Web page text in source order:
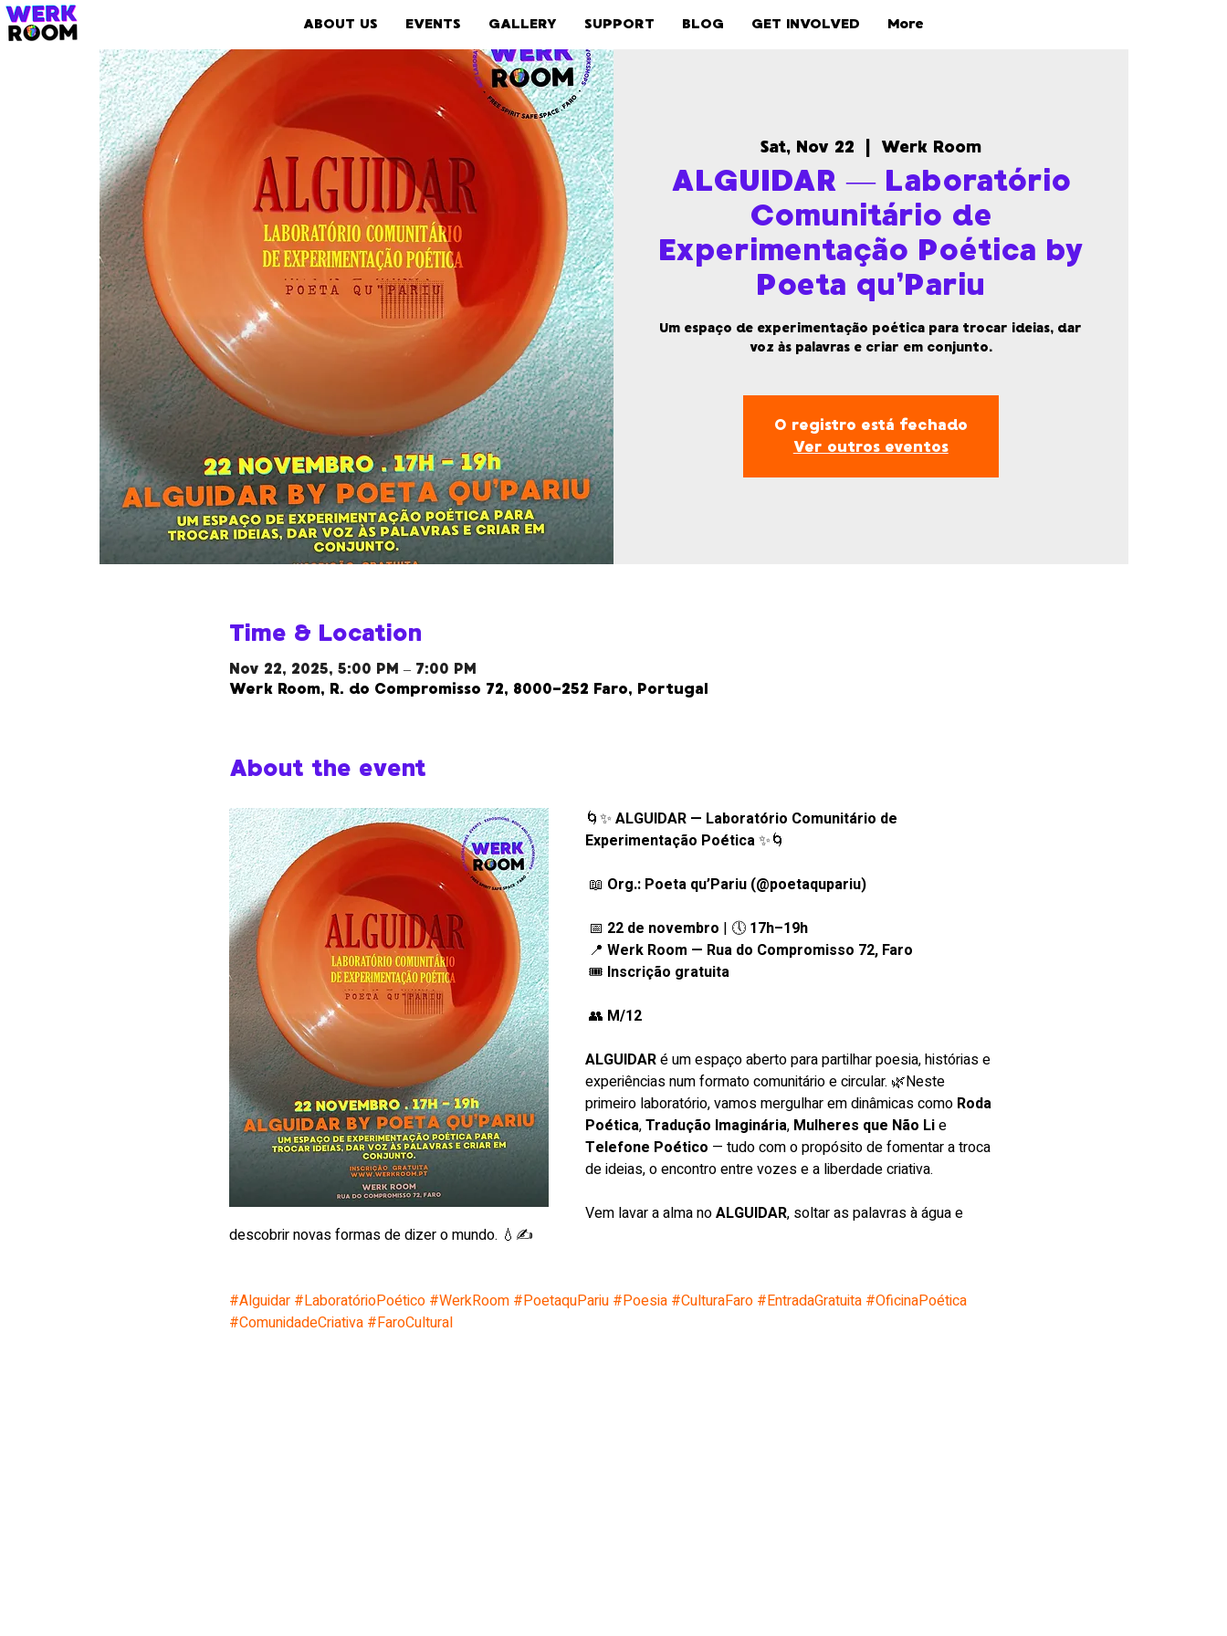
ABOUT US EVENTS GALLERY SUPPORT BLOG GET INVOLVED More
Sat, Nov 22 Werk Room
ALGUIDAR — Laboratório
Comunitário de
Experimentação Poética by
Poeta qu’Pariu
Um espaço de experimentação poética para trocar ideias, dar
voz às palavras e criar em conjunto.
O registro está fechado
Ver outros eventos
Time & Location
Nov 22, 2025, 5:00 PM – 7:00 PM
Werk Room, R. do Compromisso 72, 8000-252 Faro, Portugal
About the event
🌀✨ ALGUIDAR — Laboratório Comunitário de
Experimentação Poética ✨🌀
📖 Org.: Poeta qu’Pariu (@poetaqupariu)
📅 22 de novembro | 🕔 17h–19h
📍 Werk Room — Rua do Compromisso 72, Faro
🎟 Inscrição gratuita
👥 M/12
ALGUIDAR é um espaço aberto para partilhar poesia, histórias e
experiências num formato comunitário e circular. 🌿Neste
primeiro laboratório, vamos mergulhar em dinâmicas como Roda
Poética, Tradução Imaginária, Mulheres que Não Li e
Telefone Poético — tudo com o propósito de fomentar a troca
de ideias, o encontro entre vozes e a liberdade criativa.
Vem lavar a alma no ALGUIDAR, soltar as palavras à água e
descobrir novas formas de dizer o mundo. 💧✍️
#Alguidar #LaboratórioPoético #WerkRoom #PoetaquPariu #Poesia #CulturaFaro #EntradaGratuita #OficinaPoética
#ComunidadeCriativa #FaroCultural